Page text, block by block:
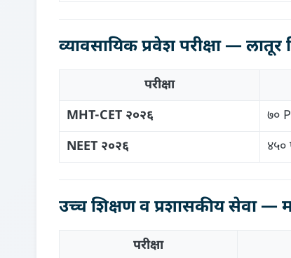
व्यावसायिक प्रवेश परीक्षा — लातूर
परीक्षा
MHT-CET २०२६
७०
NEET २०२६
४५०
उच्च शिक्षण व प्रशासकीय सेवा —
परीक्षा